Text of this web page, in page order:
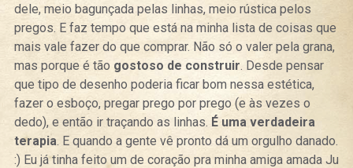
dele, meio bagunçada pelas linhas, meio rústica pelos
pregos. E faz tempo que está na minha lista de coisas que
mais vale fazer do que comprar. Não só o valer pela grana,
mas porque é tão gostoso de construir. Desde pensar
que tipo de desenho poderia ficar bom nessa estética,
fazer o esboço, pregar prego por prego (e às vezes o
dedo), e então ir traçando as linhas. É uma verdadeira
terapia. E quando a gente vê pronto dá um orgulho danado.
:) Eu já tinha feito um de coração pra minha amiga amada Ju